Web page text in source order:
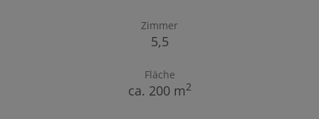
Zimmer
5,5
Fläche
ca. 200 m2